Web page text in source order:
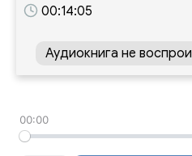
00:14:05
Аудиокнига не
00:00